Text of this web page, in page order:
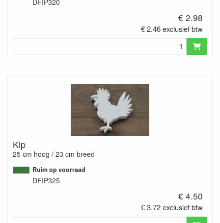
€ 2.98
€ 2.46 exclusief btw
Kip
25 cm hoog / 23 cm breed
Ruim op voorraad
DFIP325
€ 4.50
€ 3.72 exclusief btw